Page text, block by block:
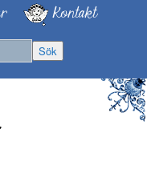
Kontakt